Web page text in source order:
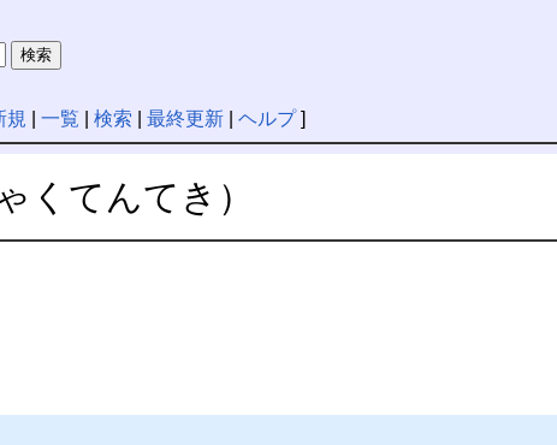
規 一覧 検索 最終更新| ヘルプ]
くてんてき）